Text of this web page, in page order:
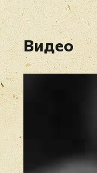
Видео